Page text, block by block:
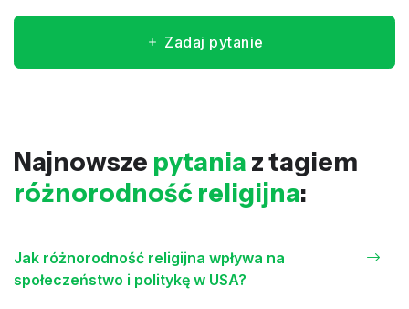
Zadaj pytanie
Najnowsze pytania z tagiem
różnorodność religijna:
Jak różnorodność religijna wpływa na
społeczeństwo i politykę w USA?